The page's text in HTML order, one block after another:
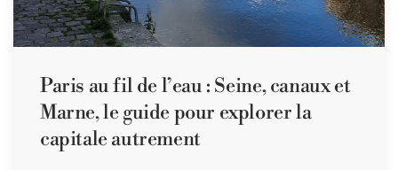
Paris au fil de l’eau : Seine, canaux et
Marne, le guide pour explorer la
capitale autrement